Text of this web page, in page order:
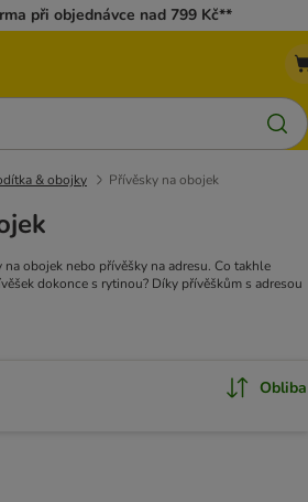
při objednávce nad 799 Kč**
& obojky Přívěsky na obojek
obojek nebo přívěšky na adresu. Co takhle
dokonce s rytinou? Díky přívěškům s adresou
Obliba